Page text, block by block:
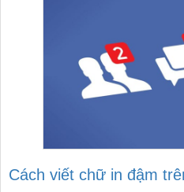
Cách viết chữ in đậm